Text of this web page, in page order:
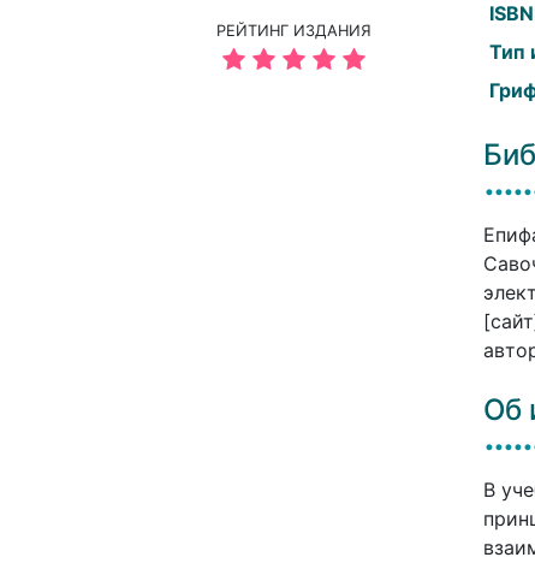
РЕЙТИНГ ИЗДАНИЯ
Тип
Об
В